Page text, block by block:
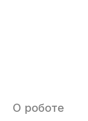
О роботе